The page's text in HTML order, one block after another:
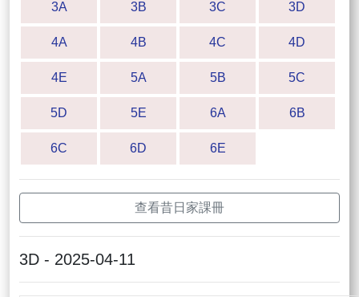
3A 3B 3C 3D
4A 4B 4C 4D
4E 5A 5B 5C
5D 5E 6A 6B
6C 6D 6E
查看昔日家課冊
3D - 2025-04-11